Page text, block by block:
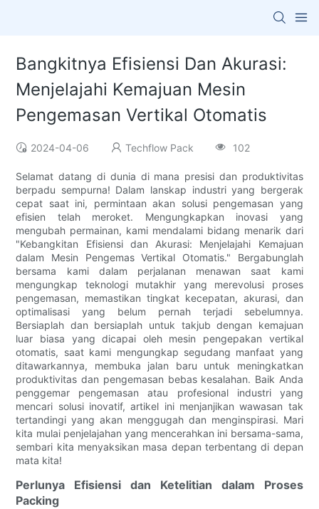
Bangkitnya Efisiensi Dan Akurasi:
Menjelajahi Kemajuan Mesin
Pengemasan Vertikal Otomatis
2024-04-06 Techflow Pack 102
Selamat datang di dunia di mana presisi dan produktivitas
berpadu sempurna! Dalam lanskap industri yang bergerak
cepat saat ini, permintaan akan solusi pengemasan yang
efisien telah meroket. Mengungkapkan inovasi yang
mengubah permainan, kami mendalami bidang menarik dari
"Kebangkitan Efisiensi dan Akurasi: Menjelajahi Kemajuan
dalam Mesin Pengemas Vertikal Otomatis." Bergabunglah
bersama kami dalam perjalanan menawan saat kami
mengungkap teknologi mutakhir yang merevolusi proses
pengemasan, memastikan tingkat kecepatan, akurasi, dan
optimalisasi yang belum pernah terjadi sebelumnya.
Bersiaplah dan bersiaplah untuk takjub dengan kemajuan
luar biasa yang dicapai oleh mesin pengepakan vertikal
otomatis, saat kami mengungkap segudang manfaat yang
ditawarkannya, membuka jalan baru untuk meningkatkan
produktivitas dan pengemasan bebas kesalahan. Baik Anda
penggemar pengemasan atau profesional industri yang
mencari solusi inovatif, artikel ini menjanjikan wawasan tak
tertandingi yang akan menggugah dan menginspirasi. Mari
kita mulai penjelajahan yang mencerahkan ini bersama-sama,
sembari kita menyaksikan masa depan terbentang di depan
mata kita!
Perlunya Efisiensi dan Ketelitian dalam Proses
Packing